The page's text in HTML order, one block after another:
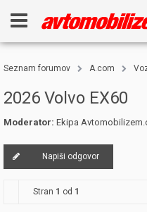
Seznam forumov A.com
2026 Volvo EX60
Moderator: Ekipa
Napiši odgovor
Stran 1 od 1